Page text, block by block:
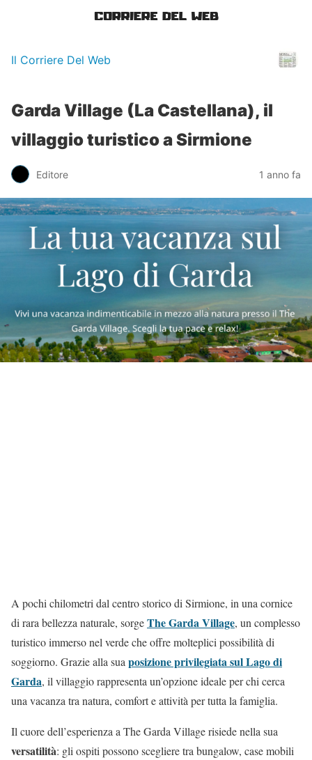
Il Corriere Del Web
Garda Village (La Castellana), il
villaggio turistico a Sirmione
Editore 1 anno fa
A pochi chilometri dal centro storico di Sirmione, in una cornice
di rara bellezza naturale, sorgeThe Garda Village, un complesso
turistico immerso nel verde che offre molteplici possibilità di
soggiorno. Grazie alla suaposizione privilegiata sul Lago di
Garda, il villaggio rappresenta un’opzione ideale per chi cerca
una vacanza tra natura, comfort e attività per tutta la famiglia.
Il cuore dell’esperienza a The Garda Village risiede nella sua
versatilità: gli ospiti possono scegliere tra bungalow, case mobili